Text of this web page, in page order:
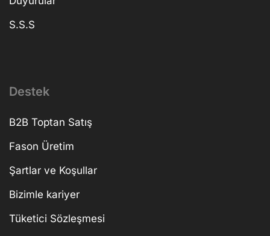
S.S.S
Destek
B2B Toptan Satış
Fason Üretim
Şartlar ve Koşullar
Bizimle kariyer
Tüketici Sözleşmesi